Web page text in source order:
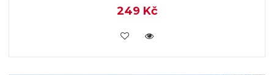
249 Kč
VLOŽIT DO KOŠÍKU